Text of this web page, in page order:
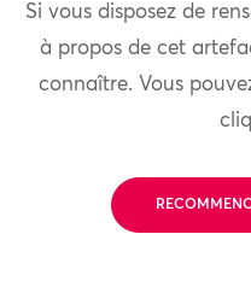
Si vous disposez de
à propos de cet
connaître. Vous